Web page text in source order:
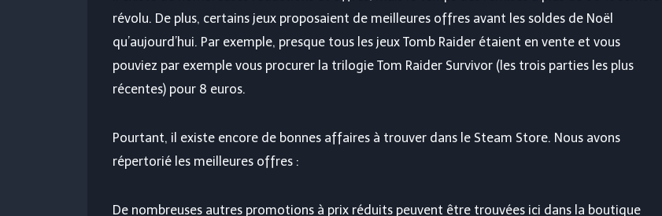
révolu. De plus, certains jeux proposaient de meilleures offres avant les soldes de Noël
qu’aujourd’hui. Par exemple, presque tous les jeux Tomb Raider étaient en vente et vous
pouviez par exemple vous procurer la trilogie Tom Raider Survivor (les trois parties les plus
récentes) pour 8 euros.
Pourtant, il existe encore de bonnes affaires à trouver dans le Steam Store. Nous avons
répertorié les meilleures offres :
De nombreuses autres promotions à prix réduits peuvent être trouvées ici dans la boutique